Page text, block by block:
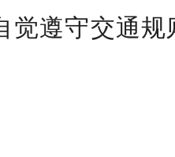
觉遵守交通